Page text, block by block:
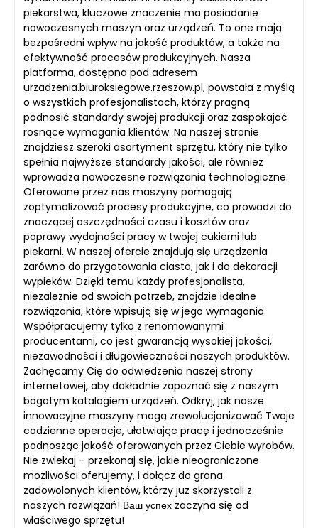
piekarstwa, kluczowe znaczenie ma posiadanie
nowoczesnych maszyn oraz urządzeń. To one mają
bezpośredni wpływ na jakość produktów, a także na
efektywność procesów produkcyjnych. Nasza
platforma, dostępna pod adresem
urzadzenia.biuroksiegowe.rzeszow.pl, powstała z myślą
o wszystkich profesjonalistach, którzy pragną
podnosić standardy swojej produkcji oraz zaspokajać
rosnące wymagania klientów. Na naszej stronie
znajdziesz szeroki asortyment sprzętu, który nie tylko
spełnia najwyższe standardy jakości, ale również
wprowadza nowoczesne rozwiązania technologiczne.
Oferowane przez nas maszyny pomagają
zoptymalizować procesy produkcyjne, co prowadzi do
znaczącej oszczędności czasu i kosztów oraz
poprawy wydajności pracy w twojej cukierni lub
piekarni. W naszej ofercie znajdują się urządzenia
zarówno do przygotowania ciasta, jak i do dekoracji
wypieków. Dzięki temu każdy profesjonalista,
niezależnie od swoich potrzeb, znajdzie idealne
rozwiązania, które wpisują się w jego wymagania.
Współpracujemy tylko z renomowanymi
producentami, co jest gwarancją wysokiej jakości,
niezawodności i długowieczności naszych produktów.
Zachęcamy Cię do odwiedzenia naszej strony
internetowej, aby dokładnie zapoznać się z naszym
bogatym katalogiem urządzeń. Odkryj, jak nasze
innowacyjne maszyny mogą zrewolucjonizować Twoje
codzienne operacje, ułatwiając pracę i jednocześnie
podnosząc jakość oferowanych przez Ciebie wyrobów.
Nie zwlekaj – przekonaj się, jakie nieograniczone
możliwości oferujemy, i dołącz do grona
zadowolonych klientów, którzy już skorzystali z
naszych rozwiązań! Ваш успех zaczyna się od
właściwego sprzętu!